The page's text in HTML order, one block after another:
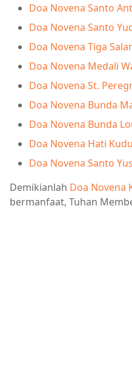
Doa Novena Santo
Doa Novena Santo
Doa Novena Tiga
Doa Novena Medali
Doa Novena St.
Doa Novena Bunda
Doa Novena Bunda
Doa Novena Hati
Doa Novena Santo
Demikianlah Doa Novena
bermanfaat, Tuhan